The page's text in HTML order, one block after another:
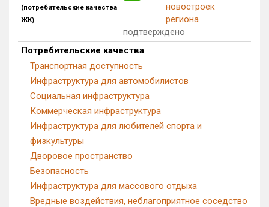
(потребительские качества
ЖК)
новостроек
региона
подтверждено
Потребительские качества
Транспортная доступность
Инфраструктура для автомобилистов
Социальная инфраструктура
Коммерческая инфраструктура
Инфраструктура для любителей спорта и
физкультуры
Дворовое пространство
Безопасность
Инфраструктура для массового отдыха
Вредные воздействия, неблагоприятное соседство